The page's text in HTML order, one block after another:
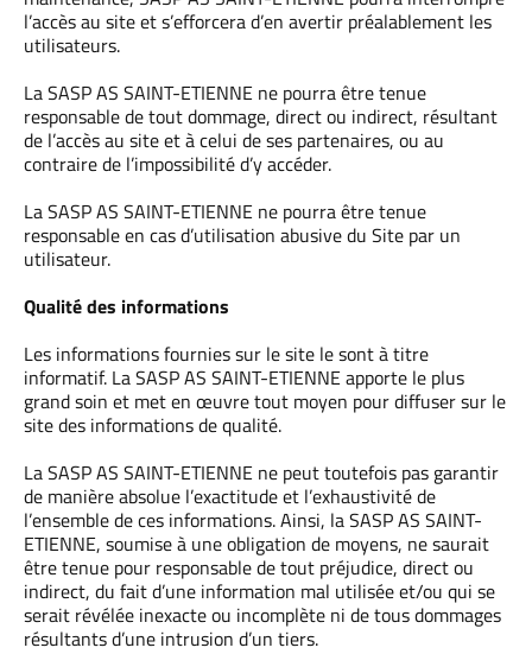
l’accès au site et s’efforcera d’en avertir préalablement les
utilisateurs.
La SASP AS SAINT-ETIENNE ne pourra être tenue
responsable de tout dommage, direct ou indirect, résultant
de l’accès au site et à celui de ses partenaires, ou au
contraire de l’impossibilité d’y accéder.
La SASP AS SAINT-ETIENNE ne pourra être tenue
responsable en cas d’utilisation abusive du Site par un
utilisateur.
Qualité des informations
Les informations fournies sur le site le sont à titre
informatif. La SASP AS SAINT-ETIENNE apporte le plus
grand soin et met en œuvre tout moyen pour diffuser sur le
site des informations de qualité.
La SASP AS SAINT-ETIENNE ne peut toutefois pas garantir
de manière absolue l’exactitude et l’exhaustivité de
l’ensemble de ces informations. Ainsi, la SASP AS SAINT-
ETIENNE, soumise à une obligation de moyens, ne saurait
être tenue pour responsable de tout préjudice, direct ou
indirect, du fait d’une information mal utilisée et/ou qui se
serait révélée inexacte ou incomplète ni de tous dommages
résultants d’une intrusion d’un tiers.